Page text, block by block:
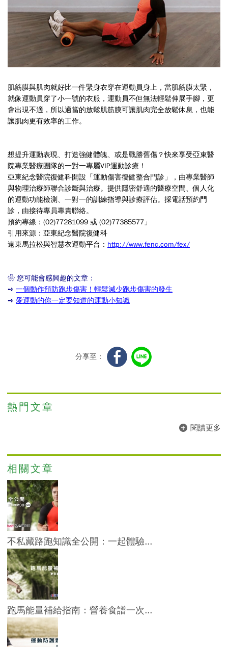
肌筋膜與肌肉就好比一件緊身衣穿在運動員身上，當肌筋膜太緊，
就像運動員穿了小一號的衣服，運動員不但無法輕鬆伸展手腳，更
會出現不適，所以適當的放鬆肌筋膜可讓肌肉完全放鬆休息，也能
讓肌肉更有效率的工作。
想提升運動表現、打造強健體魄、或是戰勝舊傷？快來享受亞東醫
院專業醫療團隊的一對一專屬VIP運動診療！
亞東紀念醫院復健科開設「運動傷害復健整合門診」，由專業醫師
與物理治療師聯合診斷與治療。提供隱密舒適的醫療空間、個人化
的運動功能檢測、一對一的訓練指導與診療評估。採電話預約門
診，由接待專員專責聯絡。
預約專線： (02)77281099 或 (02)77385577 」
引用來源：亞東紀念醫院復健科
遠東馬拉松與智慧衣運動平台 ： http://www.fenc.com/fex/
❀ 您可能會感興趣的文章：
➺ 一個動作預防跑步傷害！輕鬆減少跑步傷害的發生
➺ 愛運動的你一定要知道的運動小知識
分享至：
熱門文章
閱讀更多
相關文章
不私藏路跑知識全公開：一起體驗...
跑馬能量補給指南：營養食譜一次...